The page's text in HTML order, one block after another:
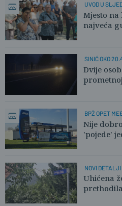
UVOD U
Mjesto na
najveća
SINIĆ OKO
Dvije
BPŽ OPET
Nije
'pojede'
NOVI
Uhićena